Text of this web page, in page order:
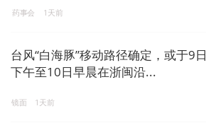
药事会 1天前
台风“白海豚”移动路径确定，或于9日
下午至10日早晨在浙闽沿...
镜面 1天前